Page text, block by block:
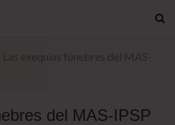
del MAS-IPSP